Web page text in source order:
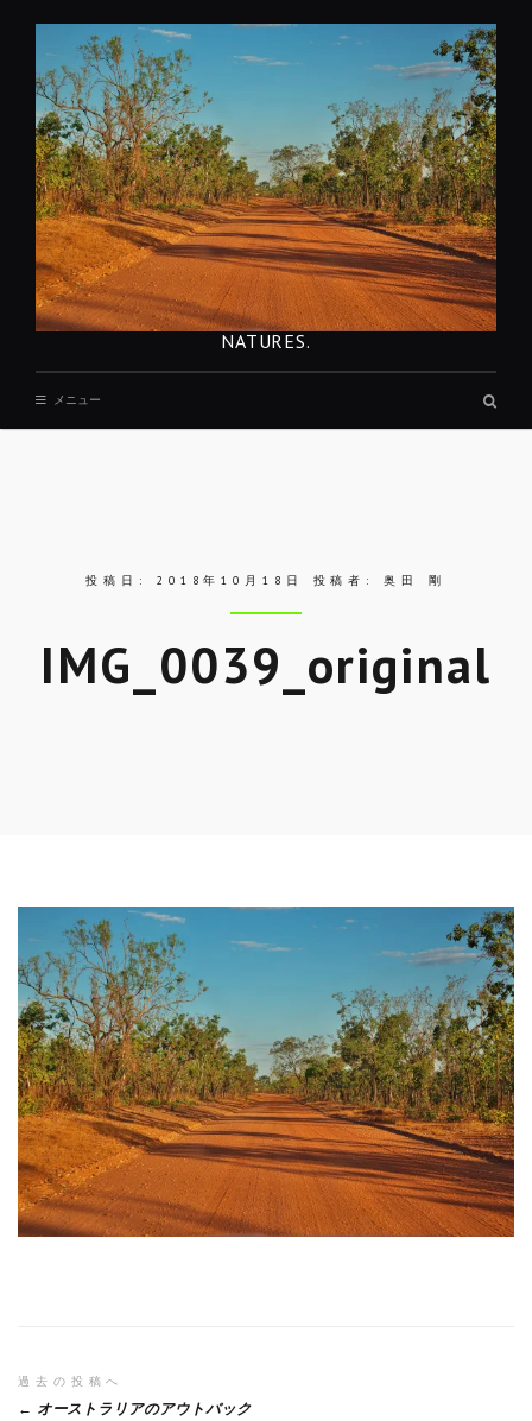
NATURES.
メニュー
投稿日: 2018年10月18日 投稿者: 奥田 剛
IMG_0039_original
投
過去の投稿へ
オーストラリアのアウトバック